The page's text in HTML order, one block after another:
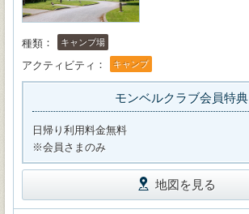
種類 キャンプ場
アクティビティ キャンプ
モンベルクラブ会員特典
日帰り利用料金無料
※会員さまのみ
地図を見る